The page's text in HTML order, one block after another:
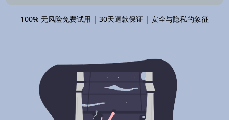
100% 无风险免费试用 | 30天退款保证 | 安全与隐私的象征